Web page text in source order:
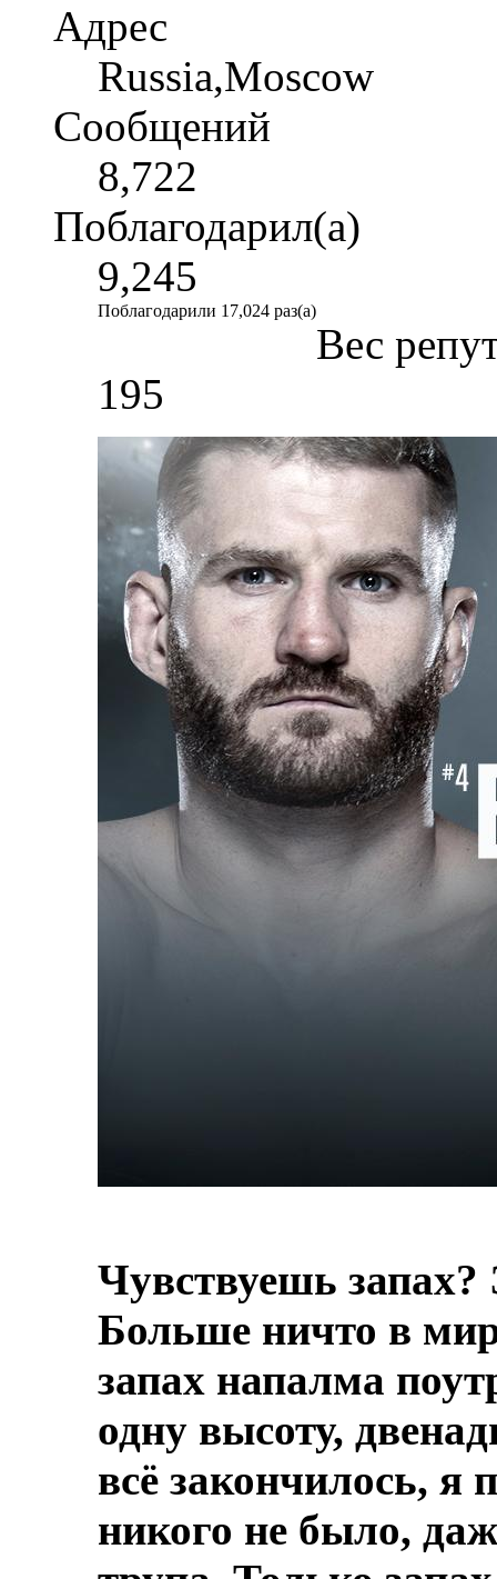
Адрес
Russia,Moscow
Сообщений
8,722
Поблагодарил(а)
9,245
Поблагодарили 17,024 раз(а)
Вес
195
Чувствуешь
Больше ничто в
запах напалма
одну высоту,
всё закончилось, я
никого не было,